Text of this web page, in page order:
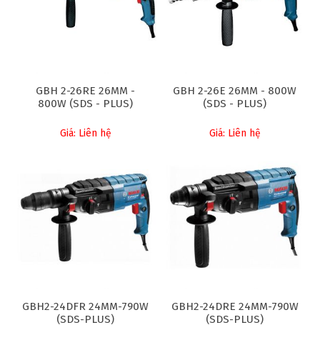
GBH 2-26RE 26MM -
800W (SDS - PLUS)
Giá: Liên hệ
GBH 2-26E 26MM - 800W
(SDS - PLUS)
Giá: Liên hệ
GBH2-24DFR 24MM-790W
(SDS-PLUS)
GBH2-24DRE 24MM-790W
(SDS-PLUS)